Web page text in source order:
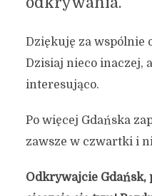
Dziękuję za wspólnie
Dzisiaj nieco inaczej,
interesująco.
Po więcej Gdańska
zawsze w czwartki i
Odkrywajcie